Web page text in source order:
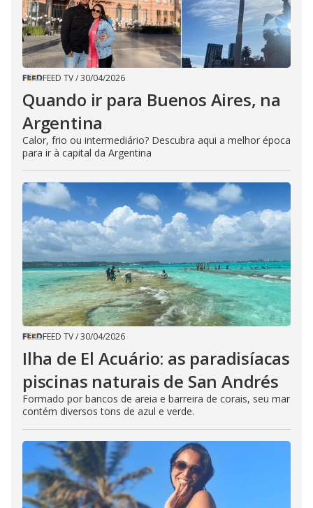
FEED TV/30/04/2026
Quando ir para Buenos Aires, na
Argentina
Calor, frio ou intermediário? Descubra aqui a melhor época
para ir à capital da Argentina
FEED TV/30/04/2026
Ilha de El Acuário: as paradisíacas
piscinas naturais de San Andrés
Formado por bancos de areia e barreira de corais, seu mar
contém diversos tons de azul e verde.